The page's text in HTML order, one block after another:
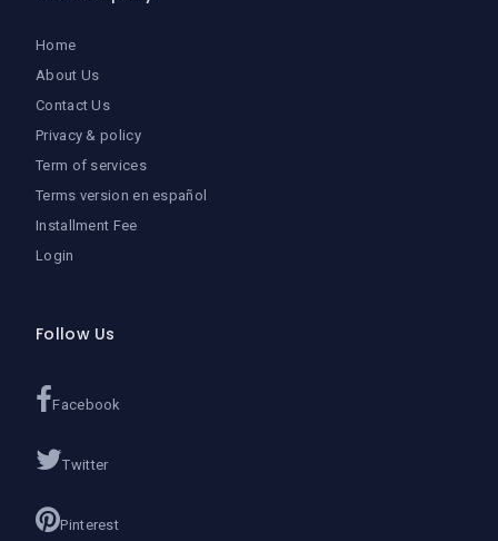
Home
About Us
Contact Us
Privacy & policy
Term of services
Terms version en español
Installment Fee
Login
Follow Us
Facebook
Twitter
Pinterest